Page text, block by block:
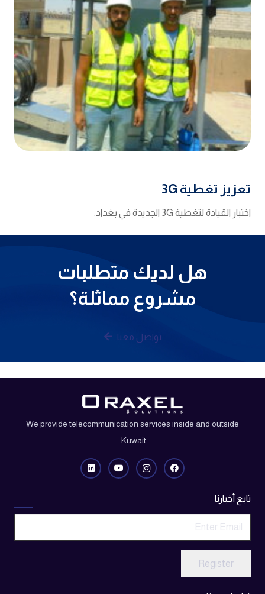
تعزيز تغطية 3G
اختبار القيادة لتغطية 3G الجديدة في بغداد.
هل لديك متطلبات
مشروع مماثلة؟
تواصل معنا
We provide telecommunication services inside and outside
Kuwait.
تابع أخبارنا
Register